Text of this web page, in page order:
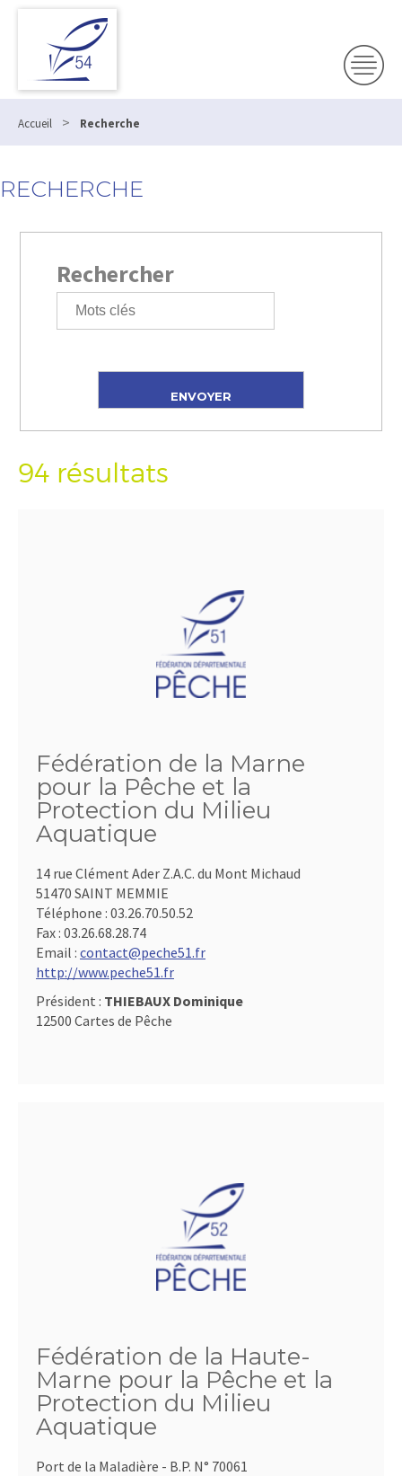
Accueil > Recherche
RECHERCHE
Rechercher
94 résultats
Fédération de la Marne
pour la Pêche et la
Protection du Milieu
Aquatique
14 rue Clément Ader Z.A.C. du Mont Michaud
51470 SAINT MEMMIE
Téléphone : 03.26.70.50.52
Fax : 03.26.68.28.74
Email : contact@peche51.fr
http://www.peche51.fr
Président : THIEBAUX Dominique
12500 Cartes de Pêche
Fédération de la Haute-
Marne pour la Pêche et la
Protection du Milieu
Aquatique
Port de la Maladière - B.P. N° 70061